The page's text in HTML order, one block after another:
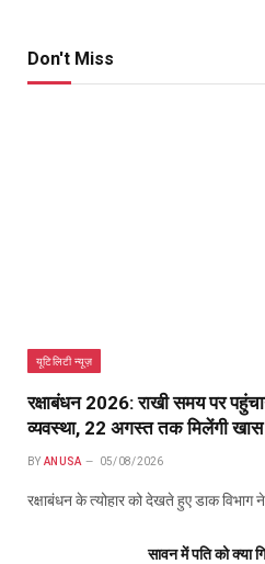
Don't Miss
यूटिलिटी न्यूज़
रक्षाबंधन 2026: राखी समय पर
व्यवस्था, 22 अगस्त तक मिलेंगी खास
BY ANUSA 05/08/2026
रक्षाबंधन के त्योहार को देखते हुए डाक
सावन में पति को क्या